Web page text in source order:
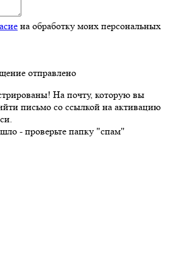
на обработку моих персональных
отправлено
На почту, которую вы
письмо со ссылкой на активацию
- проверьте папку "спам"